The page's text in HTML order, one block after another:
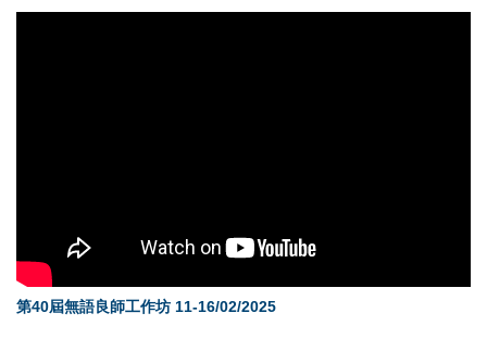
第40屆無語良師工作坊 11-16/02/2025